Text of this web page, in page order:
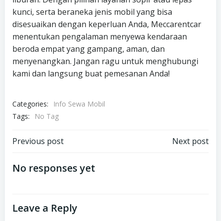
kunci, serta beraneka jenis mobil yang bisa
disesuaikan dengan keperluan Anda, Meccarentcar
menentukan pengalaman menyewa kendaraan
beroda empat yang gampang, aman, dan
menyenangkan. Jangan ragu untuk menghubungi
kami dan langsung buat pemesanan Anda!
Categories:
Info Sewa Mobil
Tags:
No Tag
Post
navigation
Previous post Next post
No responses yet
Leave a Reply